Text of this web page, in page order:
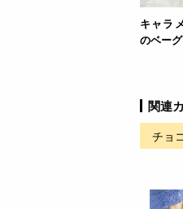
キャラ
のベー
関連
チョ